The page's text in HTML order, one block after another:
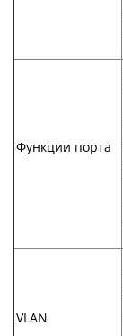
Функции порта
VLAN